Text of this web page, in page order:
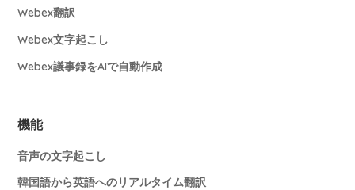
Webex翻訳
Webex文字起こし
Webex議事録をAIで自動作成
機能
音声の文字起こし
韓国語から英語へのリアルタイム翻訳